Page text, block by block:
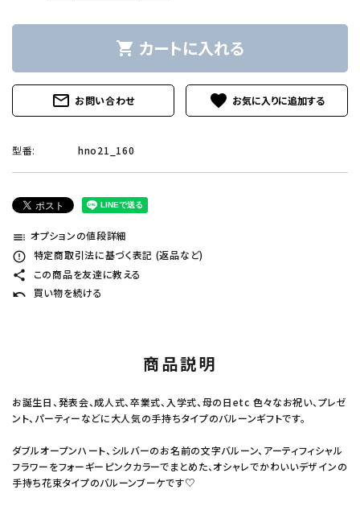
shopping_cart カートに入れる
mail_outline お問い合わせ favorite
型番: hno21_160
toc オプションの値段詳細
error_outline 特定商取引法に基づく表記 (返品など)
share この商品を友達に教える
undo 買い物を続ける
商品説明
お誕生日、発表会、成人式、卒業式、入学式、母の日etc 色々なお祝い、プレゼ
ント、パーティーなどに大人気の手持ちタイプのバルーンギフトです。
ダブルオープンハート、シルバーのお名前の文字バルーン、アーティフィシャル
フラワーをフォーギーピンクカラーでまとめた、オシャレでかわいいデザインの
手持ち花束タイプのバルーンブーケです♡